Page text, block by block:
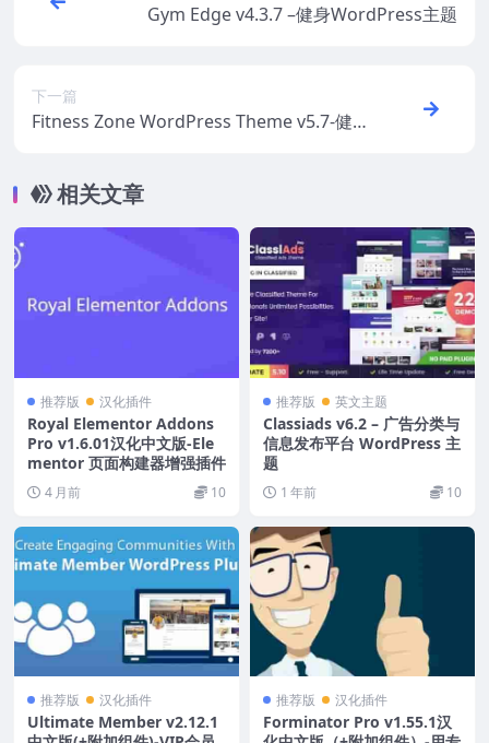
Gym Edge v4.3.7 –健身WordPress主题
下一篇
Fitness Zone WordPress Theme v5.7-健身
相关文章
推荐版 汉化插件
Royal Elementor Addons
Pro v1.6.01汉化中文版-Ele
mentor 页面构建器增强插件
4 月前 10
推荐版 英文主题
Classiads v6.2 – 广告分类与
信息发布平台 WordPress 主
题
1 年前 10
推荐版 汉化插件
Ultimate Member v2.12.1
推荐版 汉化插件
Forminator Pro v1.55.1汉